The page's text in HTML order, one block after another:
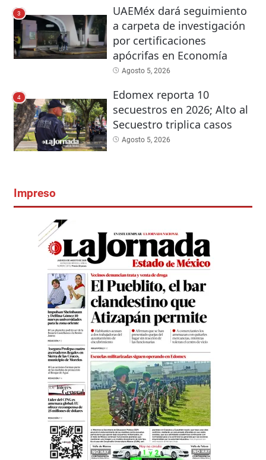
3
UAEMéx dará seguimiento
a carpeta de investigación
por certificaciones
apócrifas en Economía
Agosto 5, 2026
4
Edomex reporta 10
secuestros en 2026; Alto al
Secuestro triplica casos
Agosto 5, 2026
Impreso